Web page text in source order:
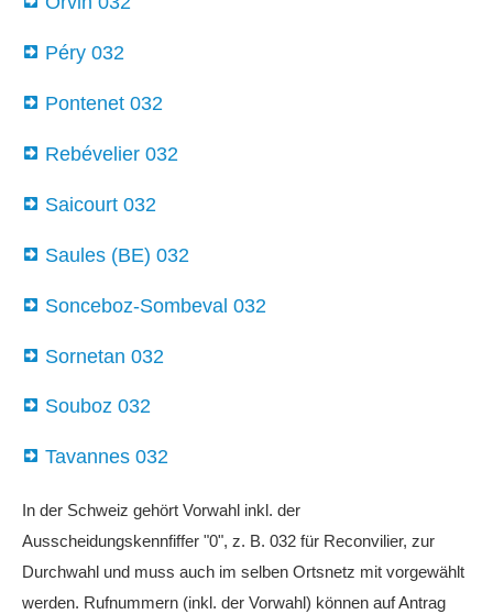
Péry 032
Pontenet 032
Rebévelier 032
Saicourt 032
Saules (BE) 032
Sonceboz-Sombeval 032
Sornetan 032
Souboz 032
Tavannes 032
In der Schweiz gehört Vorwahl inkl. der
Ausscheidungskennfiffer "0", z. B. 032 für Reconvilier, zur
Durchwahl und muss auch im selben Ortsnetz mit vorgewählt
werden. Rufnummern (inkl. der Vorwahl) können auf Antrag